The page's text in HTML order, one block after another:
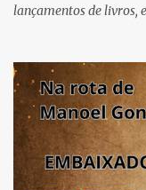
lançamentos de livros,
Pedro PAINÉIS
Tudo Há Poesia -
Acesse aqui para se
Saúde Mental e
Cristina Silva e Diogo
painel- 02/05/25 -